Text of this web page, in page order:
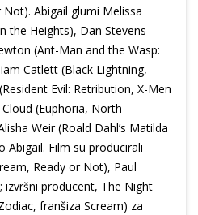
Abigail glumi Melissa
the Heights), Dan Stevens
(Ant-Man and the Wasp:
Catlett (Black Lightning,
Evil: Retribution, X-Men
(Euphoria, North
Weir (Roald Dahl’s Matilda
Abigail. Film su producirali
Ready or Not), Paul
izvršni producent, The Night
franšiza Scream) za